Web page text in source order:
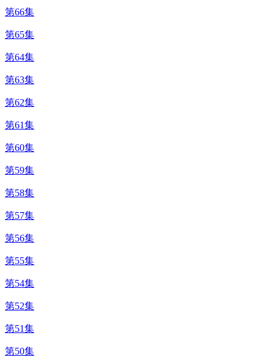
第66集
第65集
第64集
第63集
第62集
第61集
第60集
第59集
第58集
第57集
第56集
第55集
第54集
第52集
第51集
第50集